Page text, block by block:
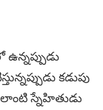
ఉన్న‌ప్పుడు
క‌డుపు
స్నేహితుడు